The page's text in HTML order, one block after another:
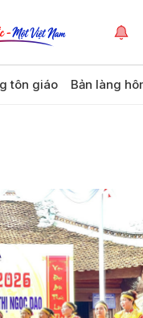
tôn giáo Bản làng